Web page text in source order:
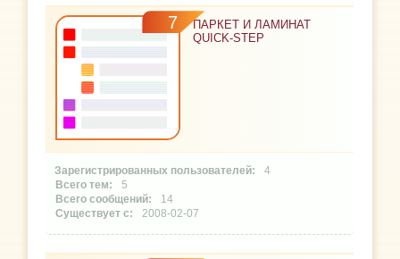
7
ПАРКЕТ И ЛАМИНАТ
QUICK-STEP
4
5
14
2008-02-07